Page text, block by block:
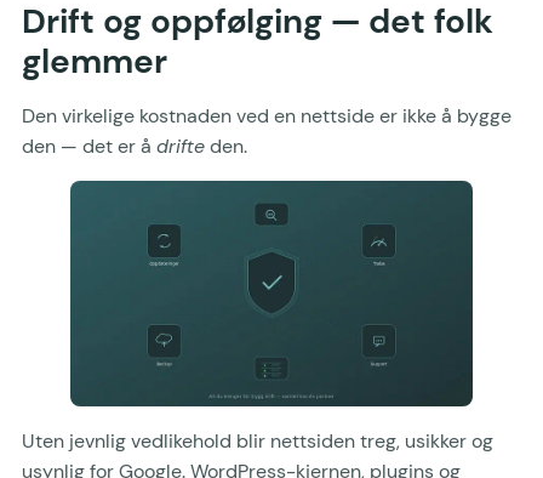
Drift og oppfølging — det folk
glemmer
Den virkelige kostnaden ved en nettside er ikke å bygge
den — det er å drifteden.
Uten jevnlig vedlikehold blir nettsiden treg, usikker og
usynlig for Google. WordPress-kjernen, plugins og